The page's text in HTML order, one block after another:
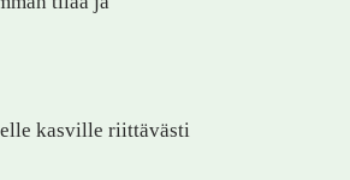
kasville riittävästi